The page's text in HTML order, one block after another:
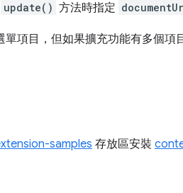
update() 方法時指定
單項目，但如果擴充功能有多個
samples 存放區安裝